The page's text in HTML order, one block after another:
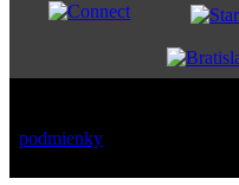
podmienky